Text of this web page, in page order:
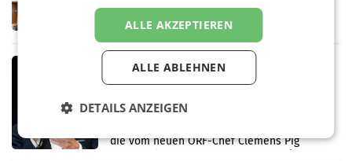
dazu auf, im U-Ausschuss zu den
Ermittlungen rund um das Ableben des Ex-
Sektionschefs im Justizministerium, Christian
Pilnacek, auf sensible
MARKETING & MEDIA
Stiftungsrat Lederer wehrt sich in
den SN gegen Vorwürfe
Mehrere Themen beschäftigen derzeit den
die vom neuen ORF-Chef Clemens Pig
ALLE AKZEPTIEREN
ALLE ABLEHNEN
DETAILS ANZEIGEN